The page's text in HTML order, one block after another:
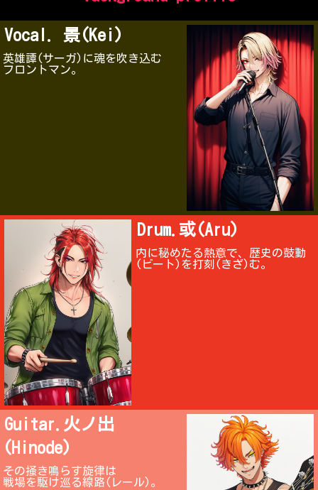
Vocal. 景(Kei)
英雄譚(サーガ)に魂を吹き込む
フロントマン。
Drum.或(Aru)
内に秘めたる熱意で、歴史の鼓動
(ビート)を打刻(きざ)む。
Guitar.火ノ出
(Hinode)
その掻き鳴らす旋律は
戦場を駆け巡る線路(レール)。